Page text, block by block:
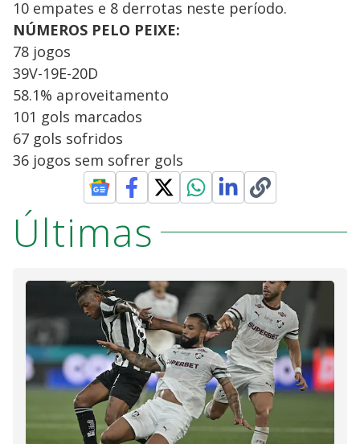
10 empates e 8 derrotas neste período.
NÚMEROS PELO PEIXE:
78 jogos
39V-19E-20D
58.1% aproveitamento
101 gols marcados
67 gols sofridos
36 jogos sem sofrer gols
Últimas